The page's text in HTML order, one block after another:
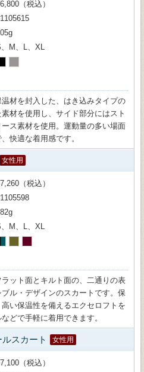
（税込）
M、L、XL
材を封入した、はき込みタイプの
材を使用し、サイド部分にはスト
ス素材を使用。運動量の多い場面
快適な着用感です。
女性用
（税込）
M、L、XL
ット面とキルト面の、二通りの表
ル・デザインのスカートです。保
い保温性を備えるエクセロフトを
どで手軽に着用できます。
スカート 女性用
（税込）